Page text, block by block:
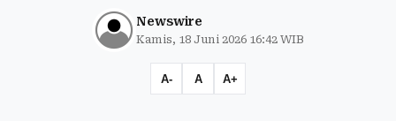
Newswire
Kamis, 18 Juni 2026 16:42 WIB
A- A A+